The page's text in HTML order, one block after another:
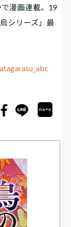
漫画連載。19
シリーズ」最